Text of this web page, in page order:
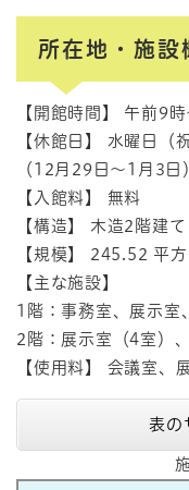
所在地・施設
【開館時間】 午前9
【休館日】 水曜日（
（12月29日～1月3日
【入館料】 無料
【構造】 木造2階建て
【規模】 245.52 平
【主な施設】
1階：事務室、展示室
2階：展示室（4室）
【使用料】 会議室、
表の